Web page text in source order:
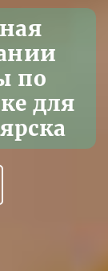
по
для